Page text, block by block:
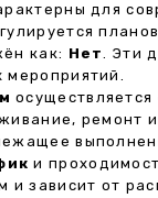
для
как: Нет. Эти
мероприятий.
осуществляется
ремонт
и
и зависит от